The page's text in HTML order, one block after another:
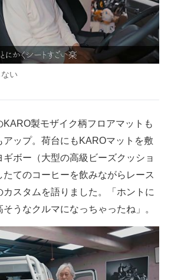
い
製モザイク柄フロアマットも
アップ。荷台にもKAROマットを敷
ボー（大型の高級ビーズクッショ
たてのコーヒーを飲みながらレース
スタムを語りました。「ホントに
そうなクルマになっちゃったね」。